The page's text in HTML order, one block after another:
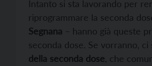
Intanto si sta lavorando per
riprogrammare la seconda
Segnana – hanno già queste
seconda dose. Se vorranno,
della seconda dose, che